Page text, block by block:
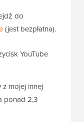
do
(jest bezpłatna).
YouTube
z mojej innej
ponad 2,3